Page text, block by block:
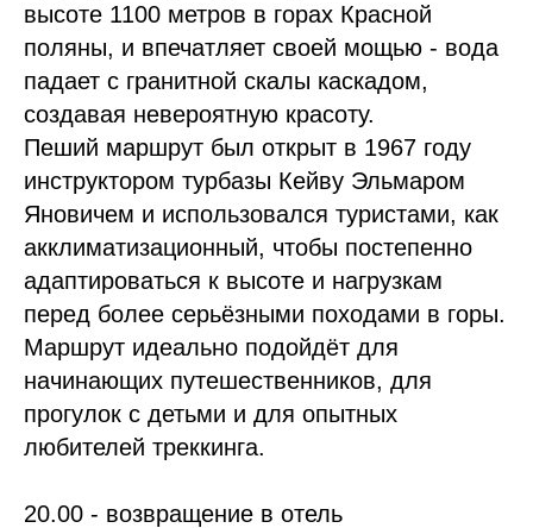
высоте 1100 метров в горах Красной
поляны, и впечатляет своей мощью - вода
падает с гранитной скалы каскадом,
создавая невероятную красоту.
Пеший маршрут был открыт в 1967 году
инструктором турбазы Кейву Эльмаром
Яновичем и использовался туристами, как
акклиматизационный, чтобы постепенно
адаптироваться к высоте и нагрузкам
перед более серьёзными походами в горы.
Маршрут идеально подойдёт для
начинающих путешественников, для
прогулок с детьми и для опытных
любителей треккинга.
20.00 - возвращение в отель